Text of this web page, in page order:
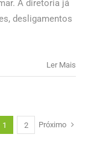
A diretoria já
desligamentos
Ler Mais
1 2 Próximo